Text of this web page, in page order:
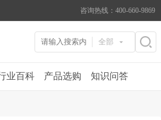
咨询热线：400-660-9869
全部
业百科 产品选购 知识问答